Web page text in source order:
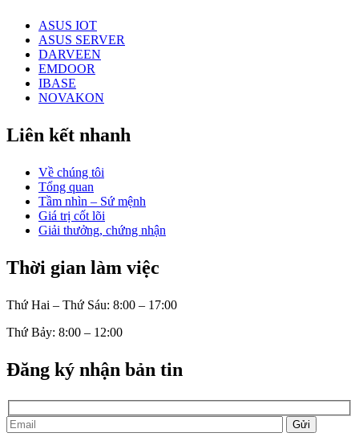
ASUS IOT
ASUS SERVER
DARVEEN
EMDOOR
IBASE
NOVAKON
Liên kết nhanh
Về chúng tôi
Tổng quan
Tầm nhìn – Sứ mệnh
Giá trị cốt lõi
Giải thưởng, chứng nhận
Thời gian làm việc
Thứ Hai – Thứ Sáu: 8:00 – 17:00
Thứ Bảy: 8:00 – 12:00
Đăng ký nhận bản tin
Gửi